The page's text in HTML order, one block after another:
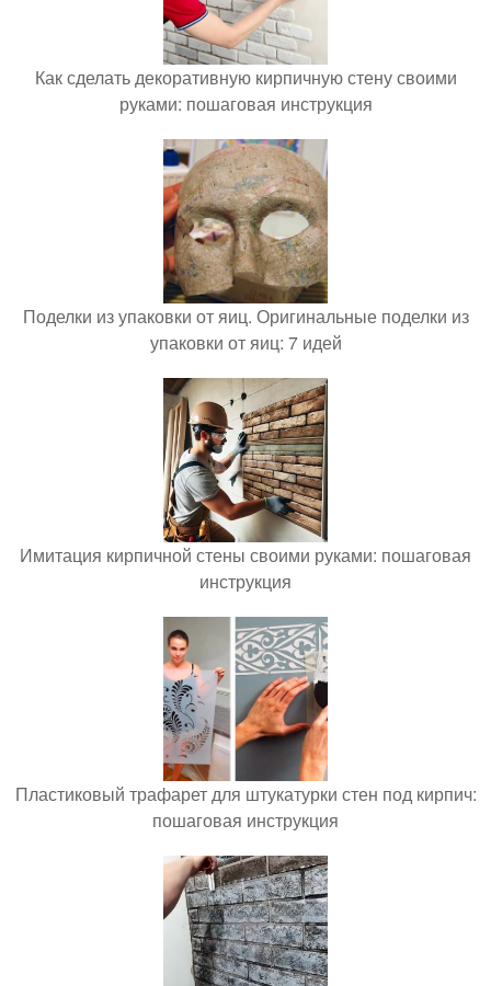
Как сделать декоративную кирпичную стену своими
руками: пошаговая инструкция
Поделки из упаковки от яиц. Оригинальные поделки из
упаковки от яиц: 7 идей
Имитация кирпичной стены своими руками: пошаговая
инструкция
Пластиковый трафарет для штукатурки стен под кирпич:
пошаговая инструкция